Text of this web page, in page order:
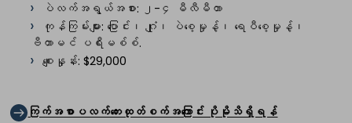
ပဲလက်အရွယ်အစား: ၂-၄ မီလီမီတာ
ကုန်ကြမ်းများ: ပြောင်း၊ ဂျုံ၊ ပဲစေ့မှုန့်၊ ရေပီစေ့မှုန့်၊
ဗီတာမင် ပရီးမစ်စ်.
စျေးနှုန်း: $29,000
ကြက်အစာပလက်တေးထုတ်စက်အကြောင်း ပိုမိုသိရှိရန်